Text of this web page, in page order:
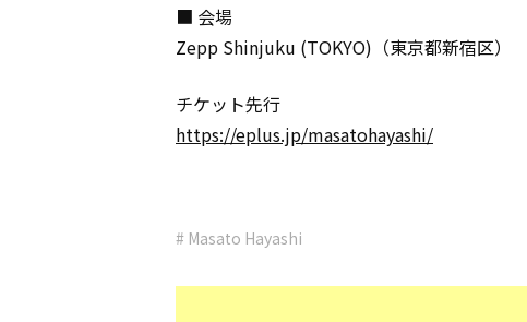
■ 会場
Zepp Shinjuku (TOKYO)（東京都新宿区）
チケット先行
https://eplus.jp/masatohayashi/
# Masato Hayashi